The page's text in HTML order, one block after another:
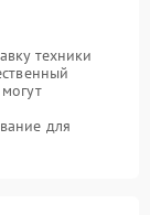
техники
для